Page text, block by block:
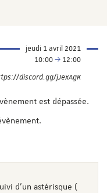
jeudi 1 avril 2021
10:00
12:00
discord.gg/jJexAgK
est dépassée.
d'un astérisque (